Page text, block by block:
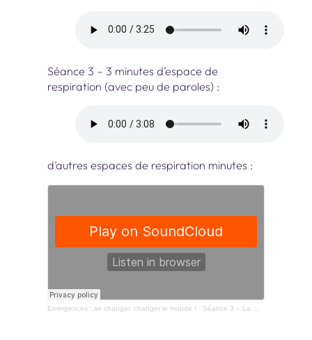
Séance 3 – 3 minutes d’espace de
respiration (avec peu de paroles) :
d’autres espaces de respiration minutes :
Emergences : se changer, changer le monde ! · Séance 3 – La météo intérieure avec la voix de Nastasya van der Straten